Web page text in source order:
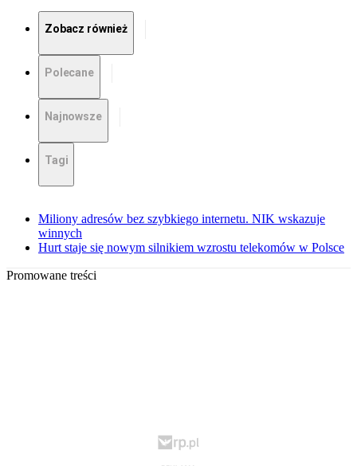
Zobacz również
Polecane
Najnowsze
Tagi
Miliony adresów bez szybkiego internetu. NIK wskazuje
winnych
Hurt staje się nowym silnikiem wzrostu telekomów w Polsce
Promowane treści